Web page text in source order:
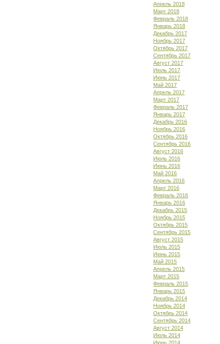
Апрель 2018
Март 2018
Февраль 2018
Январь 2018
Декабрь 2017
Ноябрь 2017
Октябрь 2017
Сентябрь 2017
Август 2017
Июль 2017
Июнь 2017
Май 2017
Апрель 2017
Март 2017
Февраль 2017
Январь 2017
Декабрь 2016
Ноябрь 2016
Октябрь 2016
Сентябрь 2016
Август 2016
Июль 2016
Июнь 2016
Май 2016
Апрель 2016
Март 2016
Февраль 2016
Январь 2016
Декабрь 2015
Ноябрь 2015
Октябрь 2015
Сентябрь 2015
Август 2015
Июль 2015
Июнь 2015
Май 2015
Апрель 2015
Март 2015
Февраль 2015
Январь 2015
Декабрь 2014
Ноябрь 2014
Октябрь 2014
Сентябрь 2014
Август 2014
Июль 2014
Июнь 2014